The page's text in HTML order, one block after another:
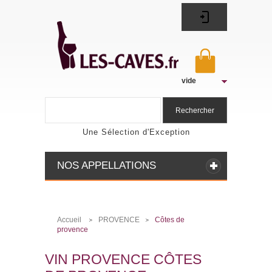
Une Sélection d'Exception
vide
NOS APPELLATIONS
Rechercher
Accueil
PROVENCE
Côtes de
provence
VIN PROVENCE CÔTES